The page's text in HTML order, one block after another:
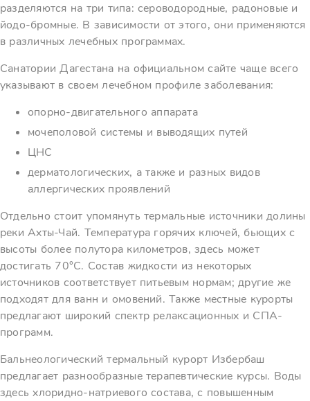
разделяются на три типа: сероводородные, радоновые и
йодо-бромные. В зависимости от этого, они применяются
в различных лечебных программах.
Санатории Дагестана на официальном сайте чаще всего
указывают в своем лечебном профиле заболевания:
опорно-двигательного аппарата
мочеполовой системы и выводящих путей
ЦНС
дерматологических, а также и разных видов
аллергических проявлений
Отдельно стоит упомянуть термальные источники долины
реки Ахты-Чай. Температура горячих ключей, бьющих с
высоты более полутора километров, здесь может
достигать 70°C. Состав жидкости из некоторых
источников соответствует питьевым нормам; другие же
подходят для ванн и омовений. Также местные курорты
предлагают широкий спектр релаксационных и СПА-
программ.
Бальнеологический термальный курорт Избербаш
предлагает разнообразные терапевтические курсы. Воды
здесь хлоридно-натриевого состава, с повышенным